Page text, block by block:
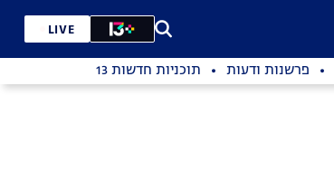
LIVE
פרשנות ודעות תוכניות חדשות 13